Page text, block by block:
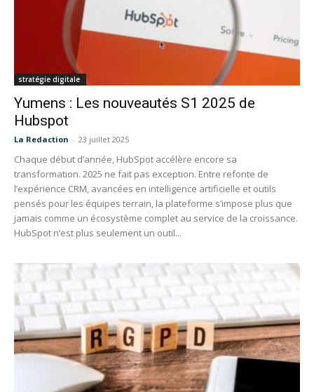
stratégie digitale
Yumens : Les nouveautés S1 2025 de
Hubspot
La Redaction - 23 juillet 2025
Chaque début d’année, HubSpot accélère encore sa
transformation. 2025 ne fait pas exception. Entre refonte de
l’expérience CRM, avancées en intelligence artificielle et outils
pensés pour les équipes terrain, la plateforme s’impose plus que
jamais comme un écosystème complet au service de la croissance.
HubSpot n’est plus seulement un outil...